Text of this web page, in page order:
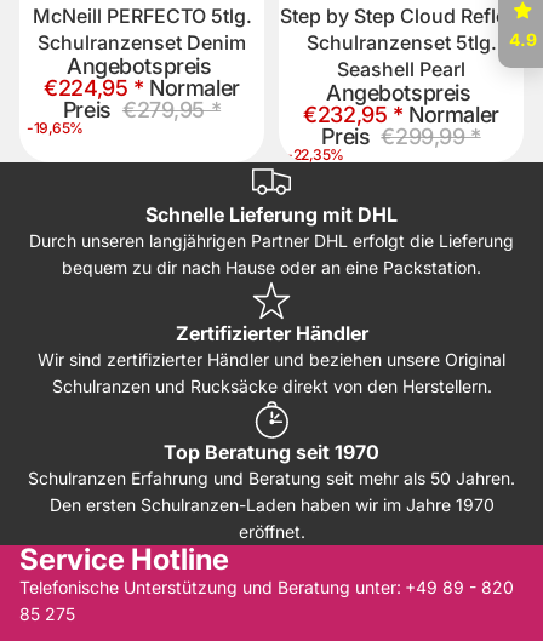
Sale
McNeill PERFECTO 5tlg.
Schulranzenset Denim
Angebotspreis
€224,95 * Normaler
Preis €279,95 *
-19,65%
Bald wieder lieferbar
Step by Step Cloud Reflect
Schulranzenset 5tlg.
Seashell Pearl
Angebotspreis
€232,95 * Normaler
Preis €299,99 *
-22,35%
Schnelle Lieferung mit DHL
Durch unseren langjährigen Partner DHL erfolgt die Lieferung
bequem zu dir nach Hause oder an eine Packstation.
Zertifizierter Händler
Wir sind zertifizierter Händler und beziehen unsere Original
Schulranzen und Rucksäcke direkt von den Herstellern.
Top Beratung seit 1970
Schulranzen Erfahrung und Beratung seit mehr als 50 Jahren.
Den ersten Schulranzen-Laden haben wir im Jahre 1970
eröffnet.
Service Hotline
Telefonische Unterstützung und Beratung unter: +49 89 - 820
85 275
4.9